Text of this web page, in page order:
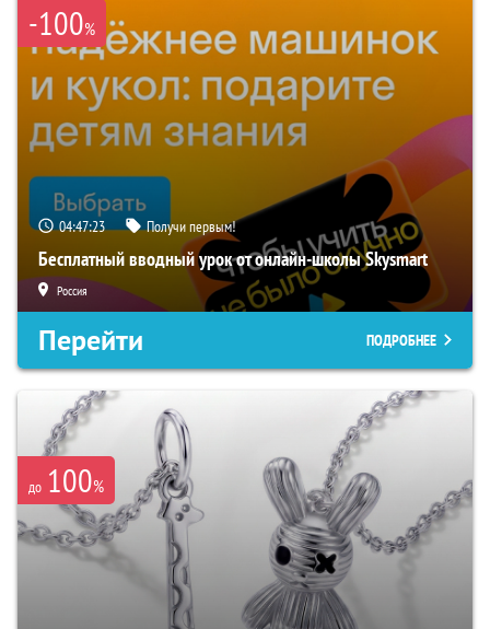
-100%
04:47:22 Получи первым!
Бесплатный вводный урок от онлайн-школы Skysmart
Россия
Перейти ПОДРОБНЕЕ
до 100%